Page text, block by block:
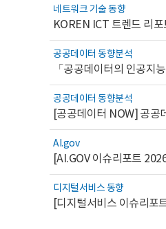
네트워크 기술 동향
KOREN ICT 트렌드 리
공공데이터 동향분석
「공공데이터의 인공지
공공데이터 동향분석
[공공데이터 NOW] 공공
AI.gov
디지털서비스 동향